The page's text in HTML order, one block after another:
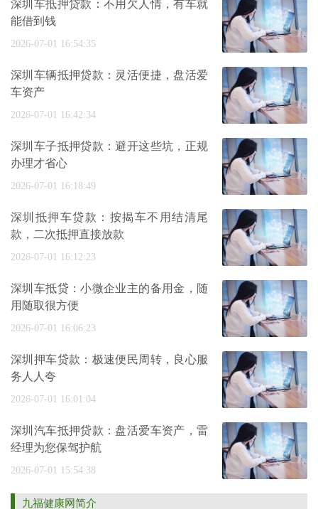
深圳车抵押贷款：不用欠人情，有车就
能借到钱
2026-07-01 16:54:35
深圳车辆抵押贷款：灵活便捷，盘活爱
车资产
2026-07-01 16:42:34
深圳车子抵押贷款：避开这些坑，正规
办理才省心
2026-07-01 16:18:49
深圳抵押车贷款：按揭车不用结清尾
款，二次抵押直接放款
2026-07-01 16:12:23
深圳车抵贷：小微企业主的备用金，随
用随取很方便
2026-07-01 16:06:23
深圳押车贷款：极速便民周转，良心服
务人人夸
2026-07-01 16:01:04
深圳汽车抵押贷款：盘活爱车资产，雷
经理为您保驾护航
2026-07-01 15:54:38
九福健康网简介